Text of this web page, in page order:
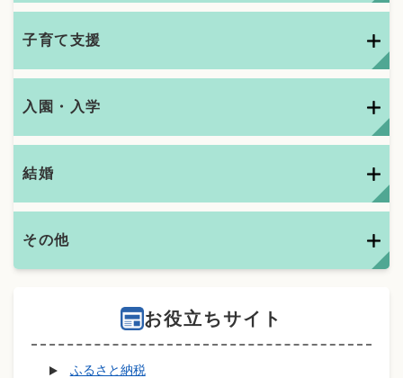
子育て支援
入園・入学
結婚
その他
お役立ちサイト
ふるさと納税